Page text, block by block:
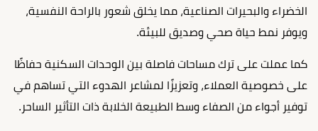
الخضراء والبحيرات الصناعية، مما يخلق شعور بالراحة النفسية،
ويوفر نمط حياة صحي وصديق للبيئة.
كما عملت على ترك مساحات فاصلة بين الوحدات السكنية حفاظًا
على خصوصية العملاء، وتعزيزًا لمشاعر الهدوء التي تساهم في
توفير أجواء من الصفاء وسط الطبيعة الخلابة ذات التأثير الساحر.